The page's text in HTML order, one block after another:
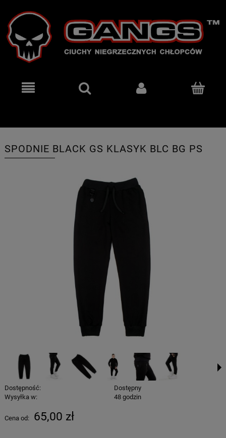
SPODNIE BLACK GS KLASYK BLC BG PS
Dostępność:
Dostępny
Wysyłka w:
48 godzin
Cena od: 65,00 zł